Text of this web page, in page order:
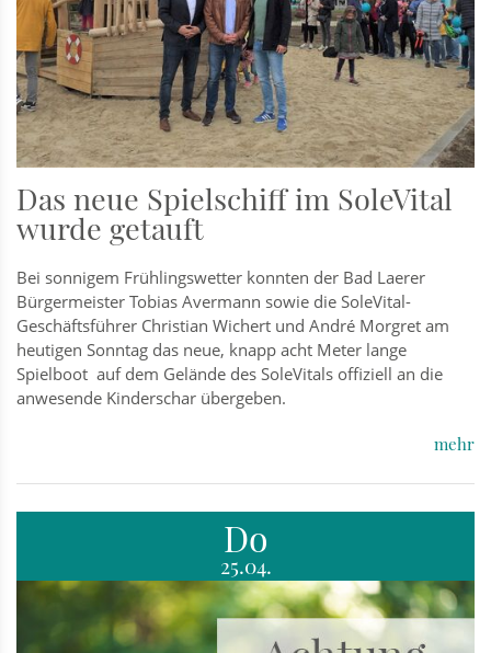
Das neue Spielschiff im SoleVital
wurde getauft
Bei sonnigem Frühlingswetter konnten der Bad Laerer
Bürgermeister Tobias Avermann sowie die SoleVital-
Geschäftsführer Christian Wichert und André Morgret am
heutigen Sonntag das neue, knapp acht Meter lange
Spielboot auf dem Gelände des SoleVitals offiziell an die
anwesende Kinderschar übergeben.
mehr
Do
25.04.